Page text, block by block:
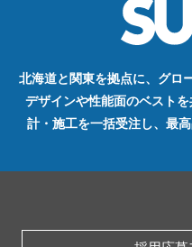
北海道と関東を拠点に、グロ
デザインや性能面のベスト
計・施工を一括受注し、最